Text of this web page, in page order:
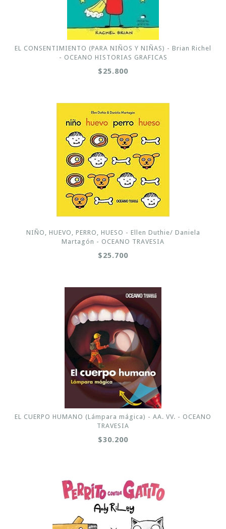
EL CONSENTIMIENTO (PARA NIÑOS Y NIÑAS) - Brian Richel
- OCEANO HISTORIAS GRAFICAS
$25.800
NIÑO, HUEVO, PERRO, HUESO - Ellen Duthie/ Daniela
Martagón - OCEANO TRAVESIA
$25.700
EL CUERPO HUMANO (Lámpara mágica) - AA. VV. - OCEANO
TRAVESIA
$30.200